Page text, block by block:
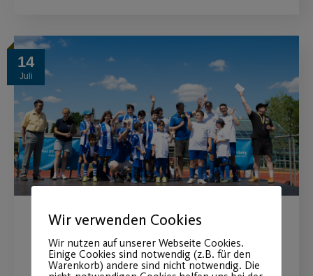
14
Juli
Sportfestival 2026
begeistert Besucher
Wir verwenden Cookies
Wir nutzen auf unserer Webseite Cookies.
Einige Cookies sind notwendig (z.B. für den
Warenkorb) andere sind nicht notwendig. Die